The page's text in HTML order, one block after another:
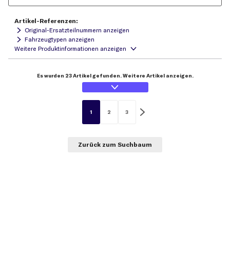
Artikel-Referenzen:
Original-Ersatzteilnummern anzeigen
Fahrzeugtypen anzeigen
Es wurden 23 Artikel gefunden. Weitere Artikel anzeigen.
1 2 3
Zurück zum Suchbaum